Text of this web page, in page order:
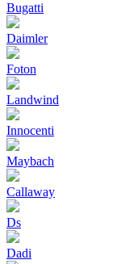
Bugatti
Daimler
Foton
Landwind
Innocenti
Maybach
Callaway
Ds
Dadi